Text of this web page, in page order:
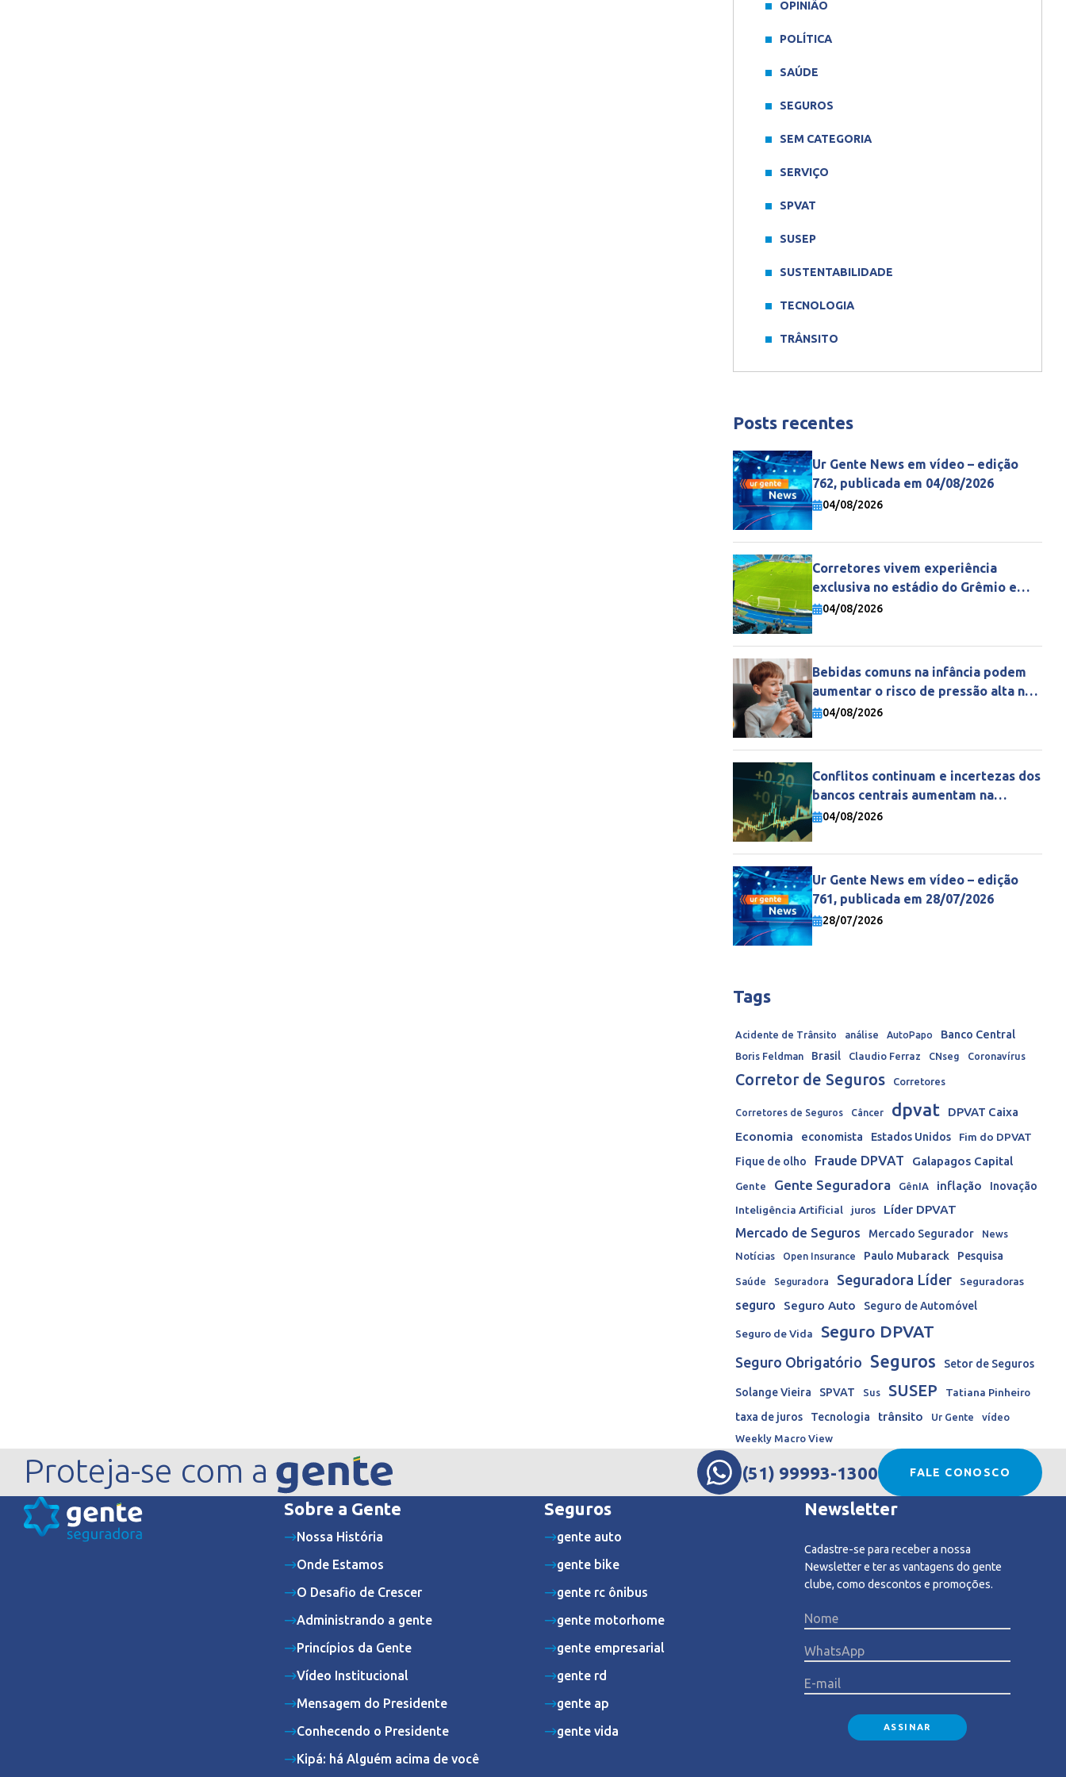
OPINIÃO
POLÍTICA
SAÚDE
SEGUROS
SEM CATEGORIA
SERVIÇO
SPVAT
SUSEP
SUSTENTABILIDADE
TECNOLOGIA
TRÂNSITO
Posts recentes
Ur Gente News em vídeo – edição
762, publicada em 04/08/2026
04/08/2026
Corretores vivem experiência
exclusiva no estádio do Grêmio e
fortalecem parceria com a Gente
04/08/2026
Bebidas comuns na infância podem
aumentar o risco de pressão alta na
vida adulta
04/08/2026
Conflitos continuam e incertezas dos
bancos centrais aumentam na
economia mundial
04/08/2026
Ur Gente News em vídeo – edição
761, publicada em 28/07/2026
28/07/2026
Tags
Acidente de Trânsito análise AutoPapo Banco Central
Boris Feldman Brasil Claudio Ferraz CNseg Coronavírus
Corretor de Seguros Corretores
Corretores de Seguros Câncer dpvat
DPVAT Caixa
Economia
economista Estados Unidos
Fim do DPVAT
Fique de olho
Fraude DPVAT Galapagos Capital
Gente Gente Seguradora GênIA inflação
Inovação
Inteligência Artificial
juros
Líder DPVAT
Mercado de Seguros
Mercado Segurador
News
Notícias
Open Insurance Paulo Mubarack Pesquisa
Saúde Seguradora Seguradora Líder Seguradoras
seguro Seguro Auto Seguro de Automóvel
Seguro de Vida Seguro DPVAT
Seguro Obrigatório Seguros Setor de Seguros
Solange Vieira SPVAT Sus SUSEP
Tatiana Pinheiro
taxa de juros
Tecnologia trânsito Ur Gente
vídeo
Weekly Macro View
Proteja-se com a (51) 99993-1300 FALE CONOSCO
Sobre a Gente
Nossa História
Onde Estamos
O Desafio de Crescer
Administrando a gente
Princípios da Gente
Vídeo Institucional
Mensagem do Presidente
Conhecendo o Presidente
Kipá: há Alguém acima de você
Seguros
gente auto
gente bike
gente rc ônibus
gente motorhome
gente empresarial
gente rd
gente ap
gente vida
Newsletter
Cadastre-se para receber a nossa
Newsletter e ter as vantagens do gente
clube, como descontos e promoções.